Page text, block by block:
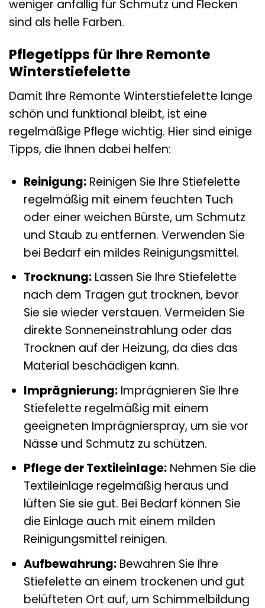
weniger anfällig für Schmutz und Flecken
sind als helle Farben.
Pflegetipps für Ihre Remonte
Winterstiefelette
Damit Ihre Remonte Winterstiefelette lange
schön und funktional bleibt, ist eine
regelmäßige Pflege wichtig. Hier sind einige
Tipps, die Ihnen dabei helfen:
Reinigung:Reinigen Sie Ihre Stiefelette
regelmäßig mit einem feuchten Tuch
oder einer weichen Bürste, um Schmutz
und Staub zu entfernen. Verwenden Sie
bei Bedarf ein mildes Reinigungsmittel.
Trocknung:Lassen Sie Ihre Stiefelette
nach dem Tragen gut trocknen, bevor
Sie sie wieder verstauen. Vermeiden Sie
direkte Sonneneinstrahlung oder das
Trocknen auf der Heizung, da dies das
Material beschädigen kann.
Imprägnierung:Imprägnieren Sie Ihre
Stiefelette regelmäßig mit einem
geeigneten Imprägnierspray, um sie vor
Nässe und Schmutz zu schützen.
Pflege der Textileinlage:Nehmen Sie die
Textileinlage regelmäßig heraus und
lüften Sie sie gut. Bei Bedarf können Sie
die Einlage auch mit einem milden
Reinigungsmittel reinigen.
Aufbewahrung:Bewahren Sie Ihre
Stiefelette an einem trockenen und gut
belüfteten Ort auf, um Schimmelbildung